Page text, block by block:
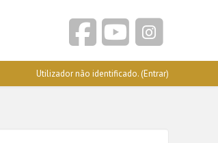
Utilizador não identificado. (Entrar)